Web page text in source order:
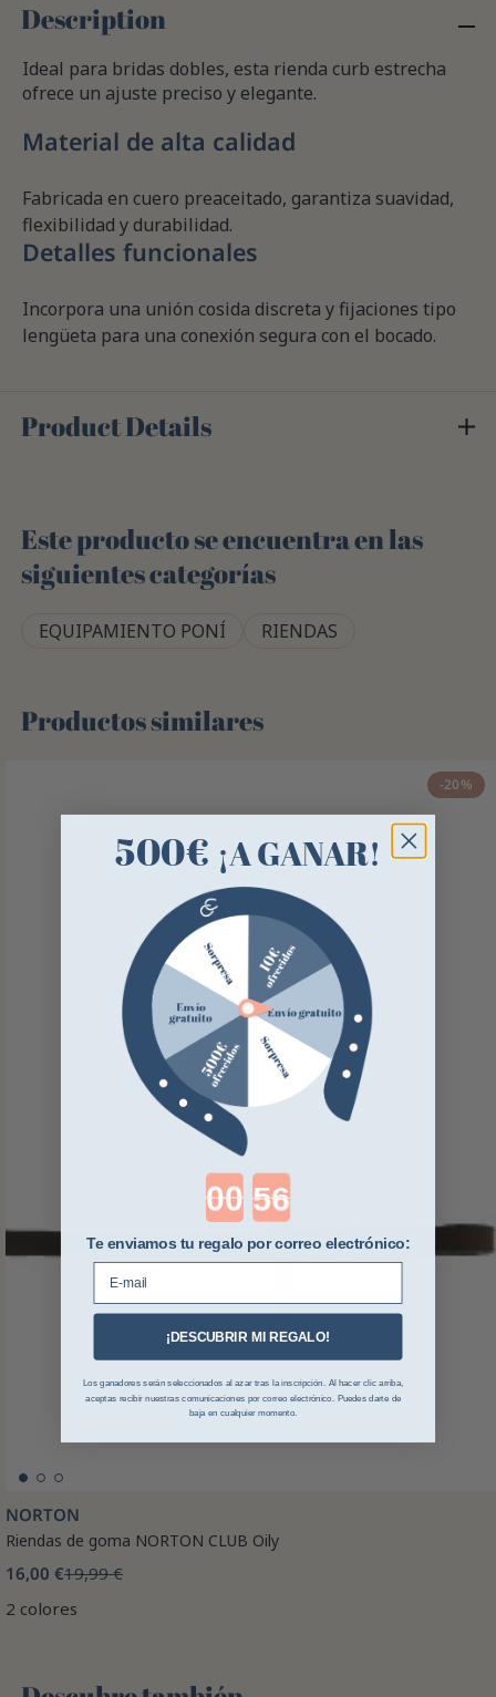
Description
Ideal para bridas dobles, esta rienda curb estrecha
ofrece un ajuste preciso y elegante.
Material de alta calidad
Fabricada en cuero preaceitado, garantiza suavidad,
flexibilidad y durabilidad.
Detalles funcionales
Incorpora una unión cosida discreta y fijaciones tipo
lengüeta para una conexión segura con el bocado.
Product Details
Este producto se encuentra en las
siguientes categorías
EQUIPAMIENTO PONÍ RIENDAS
Productos similares
-20%
NORTON
Riendas de goma NORTON CLUB Oily
16,00 €19,99 €
2 colores
500€ ¡A GANAR!
Countdown ends in:
Te enviamos tu regalo por correo electrónico:
¡DESCUBRIR MI REGALO!
Los ganadores serán seleccionados al azar tras la inscripción. Al hacer clic arriba,
aceptas recibir nuestras comunicaciones por correo electrónico. Puedes darte de
baja en cualquier momento.